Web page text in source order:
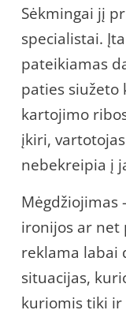
Sėkmingai jį
specialistai.
pateikiamas
paties
kartojimo
įkiri,
nebekreipia į
Mėgdžiojimas
ironijos ar net
reklama labai
situacijas,
kuriomis tiki ir